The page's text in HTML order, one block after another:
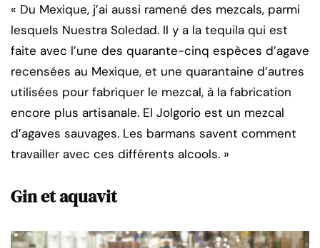
« Du Mexique, j’ai aussi ramené des mezcals, parmi
lesquels Nuestra Soledad. Il y a la tequila qui est
faite avec l’une des quarante-cinq espèces d’agave
recensées au Mexique, et une quarantaine d’autres
utilisées pour fabriquer le mezcal, à la fabrication
encore plus artisanale. El Jolgorio est un mezcal
d’agaves sauvages. Les barmans savent comment
travailler avec ces différents alcools. »
Gin et aquavit